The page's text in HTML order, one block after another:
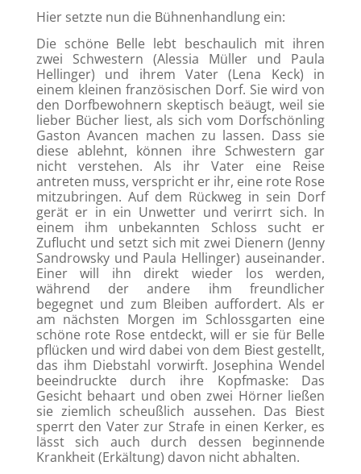
Hier setzte nun die Bühnenhandlung ein:
Die schöne Belle lebt beschaulich mit ihren
zwei Schwestern (Alessia Müller und Paula
Hellinger) und ihrem Vater (Lena Keck) in
einem kleinen französischen Dorf. Sie wird von
den Dorfbewohnern skeptisch beäugt, weil sie
lieber Bücher liest, als sich vom Dorfschönling
Gaston Avancen machen zu lassen. Dass sie
diese ablehnt, können ihre Schwestern gar
nicht verstehen. Als ihr Vater eine Reise
antreten muss, verspricht er ihr, eine rote Rose
mitzubringen. Auf dem Rückweg in sein Dorf
gerät er in ein Unwetter und verirrt sich. In
einem ihm unbekannten Schloss sucht er
Zuflucht und setzt sich mit zwei Dienern (Jenny
Sandrowsky und Paula Hellinger) auseinander.
Einer will ihn direkt wieder los werden,
während der andere ihm freundlicher
begegnet und zum Bleiben auffordert. Als er
am nächsten Morgen im Schlossgarten eine
schöne rote Rose entdeckt, will er sie für Belle
pflücken und wird dabei von dem Biest gestellt,
das ihm Diebstahl vorwirft. Josephina Wendel
beeindruckte durch ihre Kopfmaske: Das
Gesicht behaart und oben zwei Hörner ließen
sie ziemlich scheußlich aussehen. Das Biest
sperrt den Vater zur Strafe in einen Kerker, es
lässt sich auch durch dessen beginnende
Krankheit (Erkältung) davon nicht abhalten.